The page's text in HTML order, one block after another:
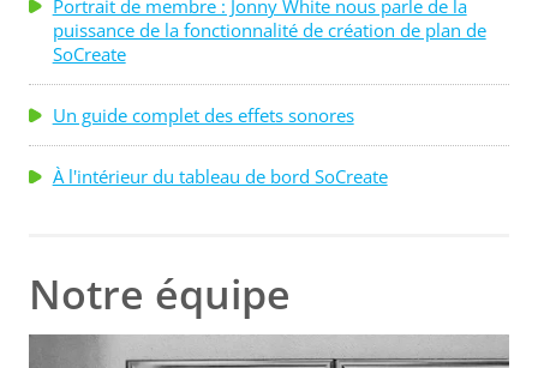
Portrait de membre : Jonny White nous parle de la
puissance de la fonctionnalité de création de plan de
SoCreate
Un guide complet des effets sonores
À l'intérieur du tableau de bord SoCreate
Notre équipe